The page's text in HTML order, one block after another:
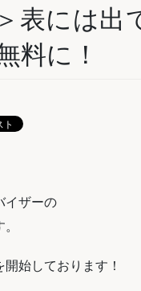
表には出
料に！
イザーの
始しております！